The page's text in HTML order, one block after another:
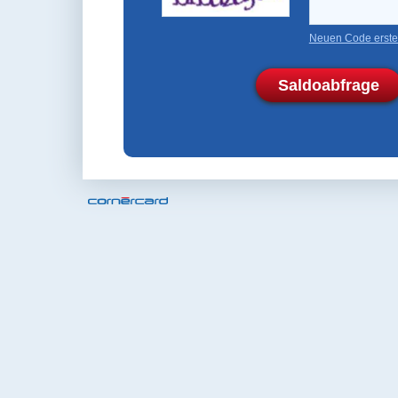
Neuen Code
Saldoabfrage